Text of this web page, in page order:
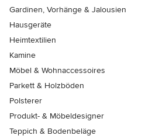
Gardinen, Vorhänge & Jalousien
Hausgeräte
Heimtextilien
Kamine
Möbel & Wohnaccessoires
Parkett & Holzböden
Polsterer
Produkt- & Möbeldesigner
Teppich & Bodenbeläge